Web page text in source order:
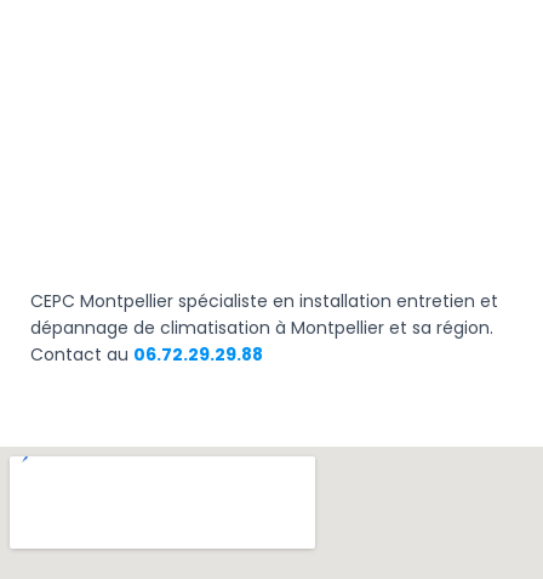
CEPC Montpellier spécialiste en installation entretien et
dépannage de climatisation à Montpellier et sa région.
Contact au 06.72.29.29.88